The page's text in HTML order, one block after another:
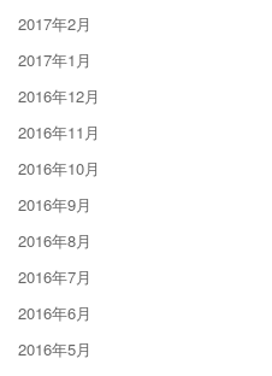
2017年2月
2017年1月
2016年12月
2016年11月
2016年10月
2016年9月
2016年8月
2016年7月
2016年6月
2016年5月